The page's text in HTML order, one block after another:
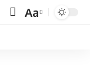
Font
Aa